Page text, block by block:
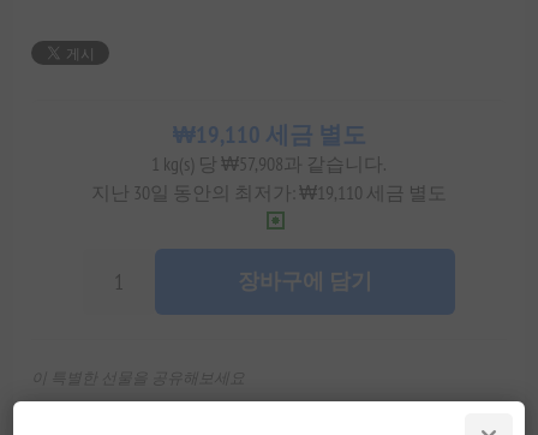
₩19,110 세금 별도
1 kg(s) 당 ₩57,908과 같습니다.
지난 30일 동안의 최저가: ₩19,110 세금 별도
장바구에 담기
이 특별한 선물을 공유해보세요